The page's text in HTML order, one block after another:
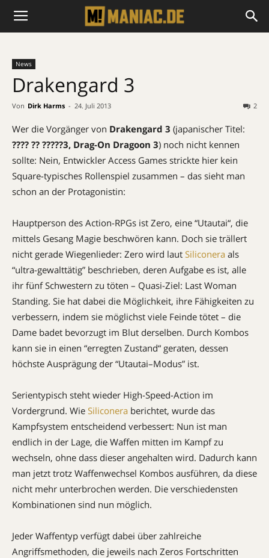
News
Drakengard 3
Von Dirk Harms - 24. Juli 2013 2
Wer die Vorgänger von Drakengard 3 (japanischer Titel:
???? ?? ?????3, Drag-On Dragoon 3) noch nicht kennen
sollte: Nein, Entwickler Access Games strickte hier kein
Square-typisches Rollenspiel zusammen – das sieht man
schon an der Protagonistin:
Hauptperson des Action-RPGs ist Zero, eine “Utautai“, die
mittels Gesang Magie beschwören kann. Doch sie trällert
nicht gerade Wiegenlieder: Zero wird laut Siliconera als
“ultra-gewalttätig” beschrieben, deren Aufgabe es ist, alle
ihr fünf Schwestern zu töten – Quasi-Ziel: Last Woman
Standing. Sie hat dabei die Möglichkeit, ihre Fähigkeiten zu
verbessern, indem sie möglichst viele Feinde tötet – die
Dame badet bevorzugt im Blut derselben. Durch Kombos
kann sie in einen “erregten Zustand“ geraten, dessen
höchste Ausprägung der “Utautai–Modus” ist.
Serientypisch steht wieder High-Speed-Action im
Vordergrund. Wie Siliconera berichtet, wurde das
Kampfsystem entscheidend verbessert: Nun ist man
endlich in der Lage, die Waffen mitten im Kampf zu
wechseln, ohne dass dieser angehalten wird. Dadurch kann
man jetzt trotz Waffenwechsel Kombos ausführen, da diese
nicht mehr unterbrochen werden. Die verschiedensten
Kombinationen sind nun möglich.
Jeder Waffentyp verfügt dabei über zahlreiche
Angriffsmethoden, die jeweils nach Zeros Fortschritten